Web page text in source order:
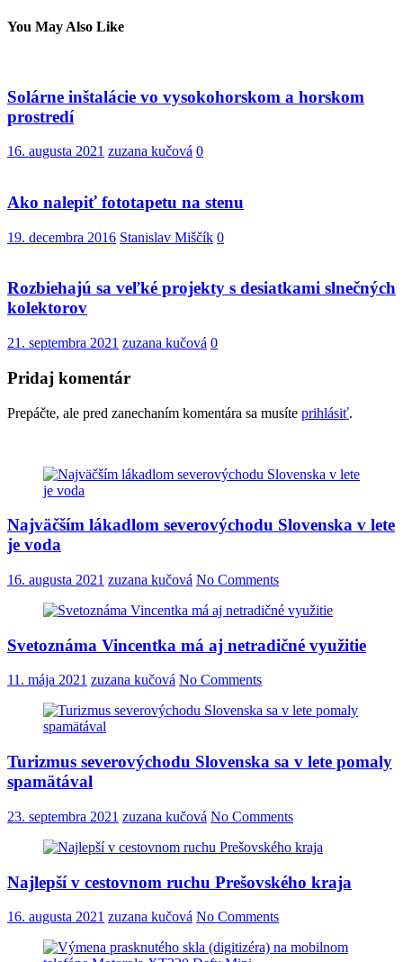
You May Also Like
Solárne inštalácie vo vysokohorskom a horskom
prostredí
16. augusta 2021 zuzana kučová 0
Ako nalepiť fototapetu na stenu
19. decembra 2016 Stanislav Miščík 0
Rozbiehajú sa veľké projekty s desiatkami slnečných
kolektorov
21. septembra 2021 zuzana kučová 0
Pridaj komentár
Prepáčte, ale pred zanechaním komentára sa musíte prihlásiť.
Najväčším lákadlom severovýchodu Slovenska v lete
je voda
16. augusta 2021 zuzana kučová No Comments
Svetoznáma Vincentka má aj netradičné využitie
11. mája 2021 zuzana kučová No Comments
Turizmus severovýchodu Slovenska sa v lete pomaly
spamätával
23. septembra 2021 zuzana kučová No Comments
Najlepší v cestovnom ruchu Prešovského kraja
16. augusta 2021 zuzana kučová No Comments